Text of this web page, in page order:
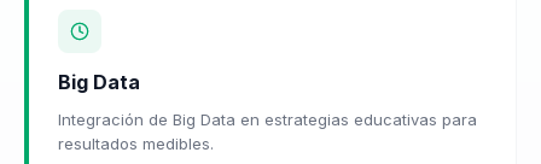
Big Data
Integración de Big Data en estrategias educativas para
resultados medibles.